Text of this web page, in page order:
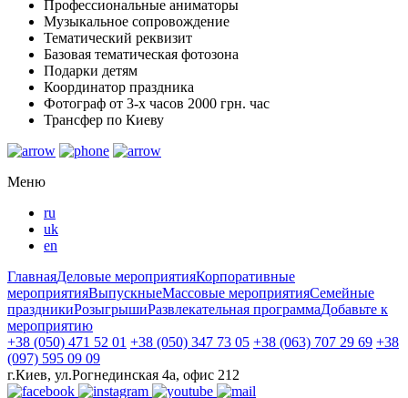
Профессиональные аниматоры
Музыкальное сопровождение
Тематический реквизит
Базовая тематическая фотозона
Подарки детям
Координатор праздника
Фотограф от 3-х часов 2000 грн. час
Трансфер по Киеву
Меню
ru
uk
en
ГлавнаяДеловые мероприятияКорпоративные
мероприятияВыпускныеМассовые мероприятияСемейные
праздникиРозыгрышиРазвлекательная программаДобавьте к
мероприятию
+38 (050) 471 52 01 +38 (050) 347 73 05 +38 (063) 707 29 69 +38
(097) 595 09 09
г.Киев, ул.Рогнединская 4а, офис 212